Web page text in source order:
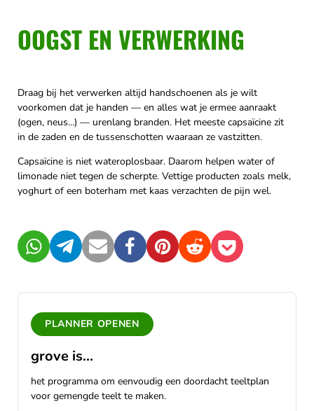
OOGST EN VERWERKING
Draag bij het verwerken altijd handschoenen als je wilt
voorkomen dat je handen — en alles wat je ermee aanraakt
(ogen, neus...) — urenlang branden. Het meeste capsaïcine zit
in de zaden en de tussenschotten waaraan ze vastzitten.
Capsaïcine is niet wateroplosbaar. Daarom helpen water of
limonade niet tegen de scherpte. Vettige producten zoals melk,
yoghurt of een boterham met kaas verzachten de pijn wel.
WhatsAppTelegramMail FacebookPinterestRedditPocket
PLANNER OPENEN
grove is...
het programma om eenvoudig een doordacht teeltplan
voor gemengde teelt te maken.